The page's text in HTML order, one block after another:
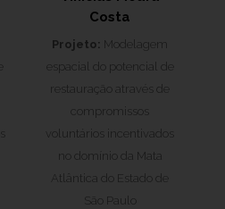
Costa
Projeto: Modelagem
espacial do potencial de
restauração através de
compromissos
voluntários incentivados
no domínio da Mata
Atlântica do Estado de
São Paulo